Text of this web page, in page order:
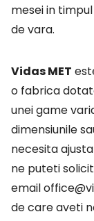
mesei in
de vara.
Vidas MET
o fabrica
unei game
dimensiunile
necesita
ne puteti
email
de care aveti